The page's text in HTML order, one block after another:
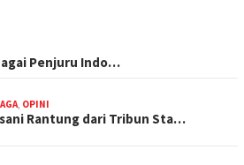
Penjuru Indo…
, OPINI
Rantung dari Tribun Sta…